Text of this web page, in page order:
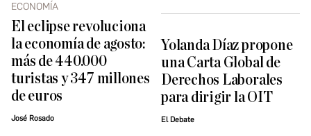
ECONOMÍA
El eclipse revoluciona
la economía de agosto:
más de 440.000
turistas y 347 millones
de euros
José Rosado
Yolanda Díaz propone
una Carta Global de
Derechos Laborales
para dirigir la OIT
El Debate